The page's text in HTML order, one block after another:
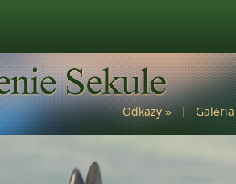
Odkazy» Galéria